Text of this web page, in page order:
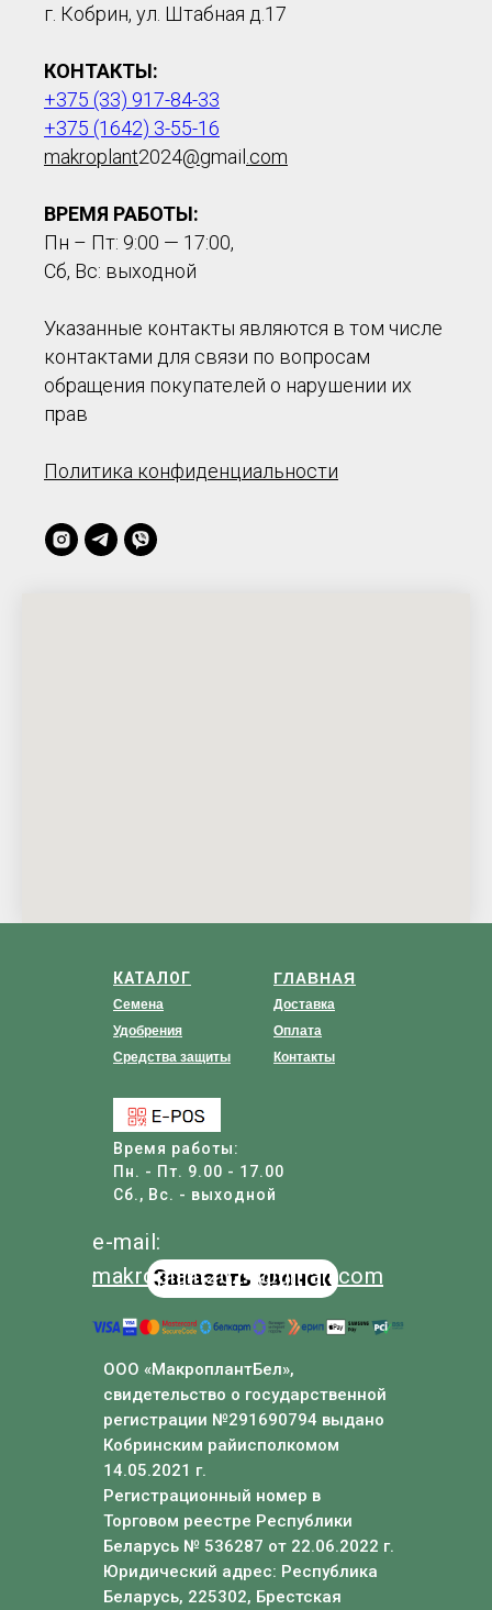
г. Кобрин, ул. Штабная д.17
КОНТАКТЫ:
+375 (33) 917-84-33
+375 (1642) 3-55-16
makroplant2024@gmail .com
ВРЕМЯ РАБОТЫ:
Пн – Пт: 9:00 — 17:00,
Сб, Вс: выходной
Указанные контакты являются в том числе
контактами для связи по вопросам
обращения покупателей о нарушении их
прав
Политика конфиденциальности
ГЛАВНАЯ
Доставка
Оплата
Контакты
Время работы:
Пн. - Пт. 9.00 - 17.00
Сб., Вс. - выходной
КАТАЛОГ
Семена
Удобрения
Средства защиты
ООО «МакроплантБел»,
свидетельство о государственной
регистрации №291690794 выдано
Кобринским райисполкомом
14.05.2021 г.
Регистрационный номер в
Торговом реестре Республики
Беларусь № 536287 от 22.06.2022 г.
Юридический адрес: Республика
Беларусь, 225302, Брестская
Заказать звонок
e-mail:
makroplant2024 @gmail .com